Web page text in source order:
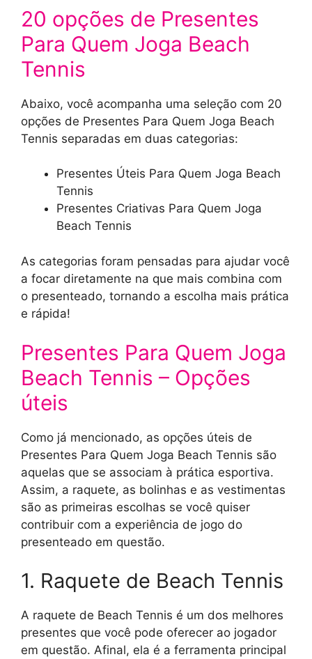
20 opções de Presentes
Para Quem Joga Beach
Tennis
Abaixo, você acompanha uma seleção com 20
opções de Presentes Para Quem Joga Beach
Tennis separadas em duas categorias:
Presentes Úteis Para Quem Joga Beach
Tennis
Presentes Criativas Para Quem Joga
Beach Tennis
As categorias foram pensadas para ajudar você
a focar diretamente na que mais combina com
o presenteado, tornando a escolha mais prática
e rápida!
Presentes Para Quem Joga
Beach Tennis – Opções
úteis
Como já mencionado, as opções úteis de
Presentes Para Quem Joga Beach Tennis são
aquelas que se associam à prática esportiva.
Assim, a raquete, as bolinhas e as vestimentas
são as primeiras escolhas se você quiser
contribuir com a experiência de jogo do
presenteado em questão.
1. Raquete de Beach Tennis
A raquete de Beach Tennis é um dos melhores
presentes que você pode oferecer ao jogador
em questão. Afinal, ela é a ferramenta principal